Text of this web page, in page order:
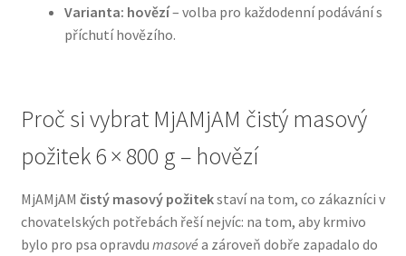
Hračky pro psy
N&D Farmina pro psy — Italské holistic krmivo
Pamlsky pro psy
Varianta: hovězí– volba pro každodenní podávání s
příchutí hovězího.
Proč si vybrat MjAMjAM čistý masový
požitek 6 × 800 g – hovězí
MjAMjAM čistý masový požitekstaví na tom, co zákazníci v
chovatelských potřebách řeší nejvíc: na tom, aby krmivo
bylo pro psa opravdu masovéa zároveň dobře zapadalo do